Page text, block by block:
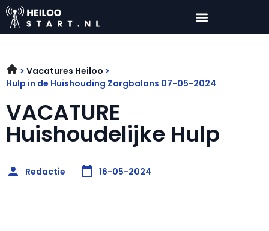
Vacatures Heiloo
Hulp in de Huishouding Zorgbalans 07-05-2024
VACATURE
Huishoudelijke Hulp
Redactie 16-05-2024